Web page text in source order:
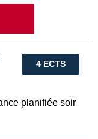
4 ECTS
planifiée soir